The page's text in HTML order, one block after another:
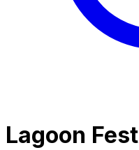
Lagoon Fest